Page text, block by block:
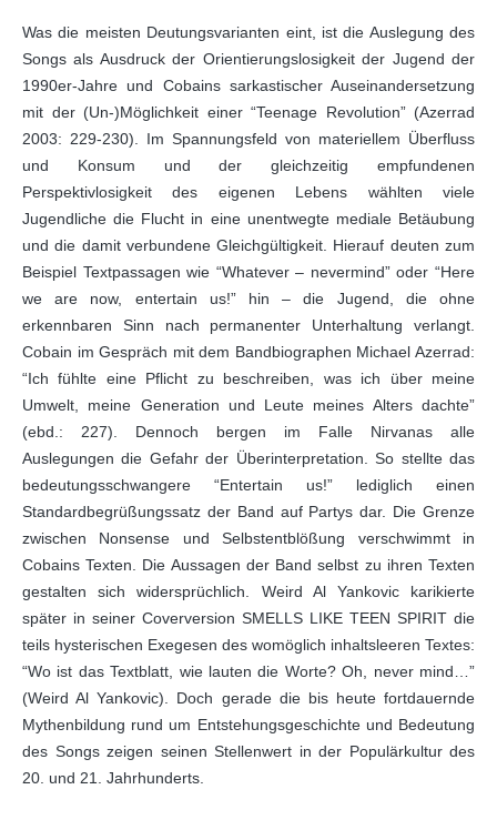
Was die meisten Deutungsvarianten eint, ist die Auslegung des
Songs als Ausdruck der Orientierungslosigkeit der Jugend der
1990er-Jahre und Cobains sarkastischer Auseinandersetzung
mit der (Un-)Möglichkeit einer “Teenage Revolution” (Azerrad
2003: 229-230). Im Spannungsfeld von materiellem Überfluss
und Konsum und der gleichzeitig empfundenen
Perspektivlosigkeit des eigenen Lebens wählten viele
Jugendliche die Flucht in eine unentwegte mediale Betäubung
und die damit verbundene Gleichgültigkeit. Hierauf deuten zum
Beispiel Textpassagen wie “Whatever – nevermind” oder “Here
we are now, entertain us!” hin – die Jugend, die ohne
erkennbaren Sinn nach permanenter Unterhaltung verlangt.
Cobain im Gespräch mit dem Bandbiographen Michael Azerrad:
“Ich fühlte eine Pflicht zu beschreiben, was ich über meine
Umwelt, meine Generation und Leute meines Alters dachte”
(ebd.: 227). Dennoch bergen im Falle Nirvanas alle
Auslegungen die Gefahr der Überinterpretation. So stellte das
bedeutungsschwangere “Entertain us!” lediglich einen
Standardbegrüßungssatz der Band auf Partys dar. Die Grenze
zwischen Nonsense und Selbstentblößung verschwimmt in
Cobains Texten. Die Aussagen der Band selbst zu ihren Texten
gestalten sich widersprüchlich. Weird Al Yankovic karikierte
später in seiner Coverversion SMELLS LIKE TEEN SPIRIT die
teils hysterischen Exegesen des womöglich inhaltsleeren Textes:
“Wo ist das Textblatt, wie lauten die Worte? Oh, never mind…”
(Weird Al Yankovic). Doch gerade die bis heute fortdauernde
Mythenbildung rund um Entstehungsgeschichte und Bedeutung
des Songs zeigen seinen Stellenwert in der Populärkultur des
20. und 21. Jahrhunderts.